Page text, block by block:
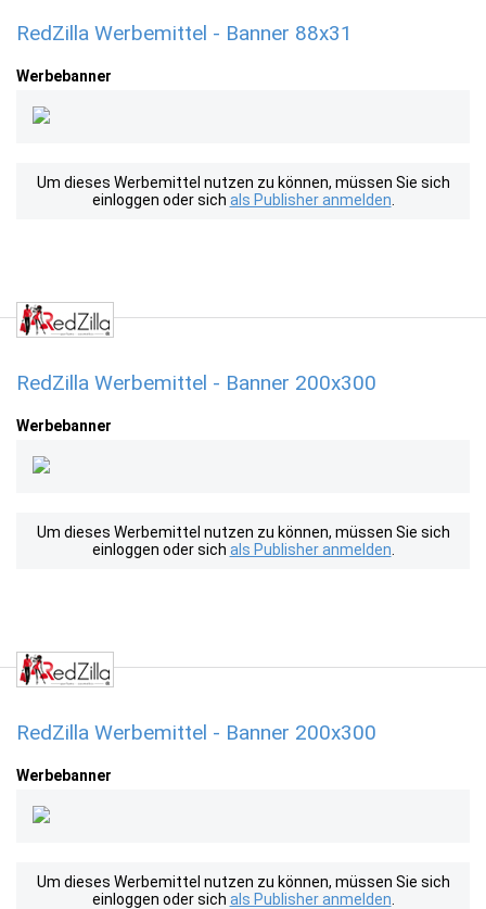
RedZilla Werbemittel - Banner 88x31
Werbebanner
Um dieses Werbemittel nutzen zu können, müssen Sie sich
einloggen oder sich als Publisher anmelden
RedZilla Werbemittel - Banner 200x300
Werbebanner
Um dieses Werbemittel nutzen zu können, müssen Sie sich
einloggen oder sich als Publisher anmelden
RedZilla Werbemittel - Banner 200x300
Werbebanner
Um dieses Werbemittel nutzen zu können, müssen Sie sich
einloggen oder sich als Publisher anmelden